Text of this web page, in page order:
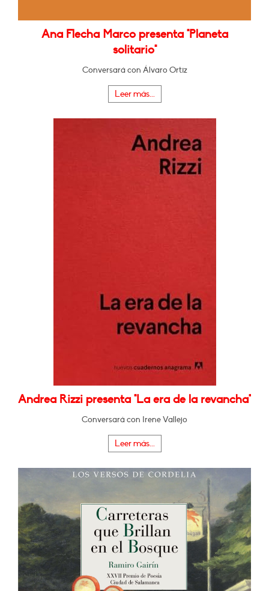
Ana Flecha Marco presenta "Planeta
solitario"
Conversará con Álvaro Ortiz
Leer más...
Andrea Rizzi presenta "La era de la revancha"
Conversará con Irene Vallejo
Leer más...